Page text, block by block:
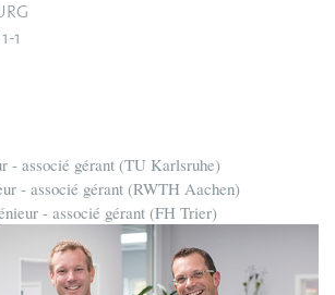
1
- associé gérant (TU Karlsruhe)
- associé gérant (RWTH Aachen)
- associé gérant (FH Trier)